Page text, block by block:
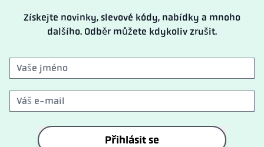
Získejte novinky, slevové kódy, nabídky a mnoho
dalšího. Odběr můžete kdykoliv zrušit.
Přihlásit se